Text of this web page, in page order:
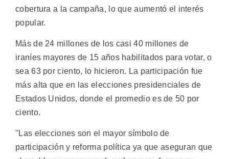
cobertura a la campaña, lo que aumentó el interés
popular.
Más de 24 millones de los casi 40 millones de
iraníes mayores de 15 años habilitados para votar, o
sea 63 por ciento, lo hicieron. La participación fue
más alta que en las elecciones presidenciales de
Estados Unidos, donde el promedio es de 50 por
ciento.
"Las elecciones son el mayor símbolo de
participación y reforma política ya que aseguran que